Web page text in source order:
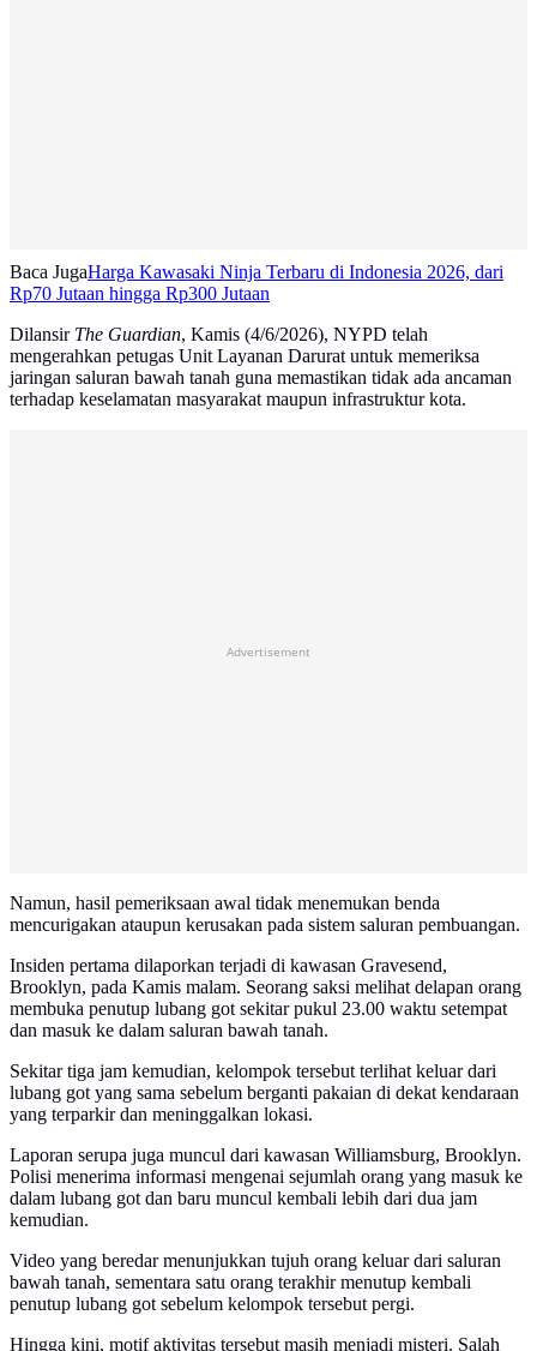
Baca JugaHarga Kawasaki Ninja Terbaru di Indonesia 2026, dari
Rp70 Jutaan hingga Rp300 Jutaan
DilansirThe Guardian, Kamis (4/6/2026), NYPD telah
mengerahkan petugas Unit Layanan Darurat untuk memeriksa
jaringan saluran bawah tanah guna memastikan tidak ada ancaman
terhadap keselamatan masyarakat maupun infrastruktur kota.
Advertisement
Namun, hasil pemeriksaan awal tidak menemukan benda
mencurigakan ataupun kerusakan pada sistem saluran pembuangan.
Insiden pertama dilaporkan terjadi di kawasan Gravesend,
Brooklyn, pada Kamis malam. Seorang saksi melihat delapan orang
membuka penutup lubang got sekitar pukul 23.00 waktu setempat
dan masuk ke dalam saluran bawah tanah.
Sekitar tiga jam kemudian, kelompok tersebut terlihat keluar dari
lubang got yang sama sebelum berganti pakaian di dekat kendaraan
yang terparkir dan meninggalkan lokasi.
Laporan serupa juga muncul dari kawasan Williamsburg, Brooklyn.
Polisi menerima informasi mengenai sejumlah orang yang masuk ke
dalam lubang got dan baru muncul kembali lebih dari dua jam
kemudian.
Video yang beredar menunjukkan tujuh orang keluar dari saluran
bawah tanah, sementara satu orang terakhir menutup kembali
penutup lubang got sebelum kelompok tersebut pergi.
Hingga kini, motif aktivitas tersebut masih menjadi misteri. Salah